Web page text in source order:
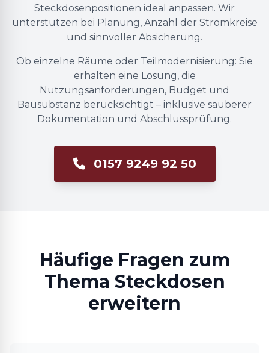
Steckdosenpositionen ideal anpassen. Wir
unterstützen bei Planung, Anzahl der Stromkreise
und sinnvoller Absicherung.
Ob einzelne Räume oder Teilmodernisierung: Sie
erhalten eine Lösung, die
Nutzungsanforderungen, Budget und
Bausubstanz berücksichtigt – inklusive sauberer
Dokumentation und Abschlussprüfung.
0157 9249 92 50
Häufige Fragen zum
Thema Steckdosen
erweitern